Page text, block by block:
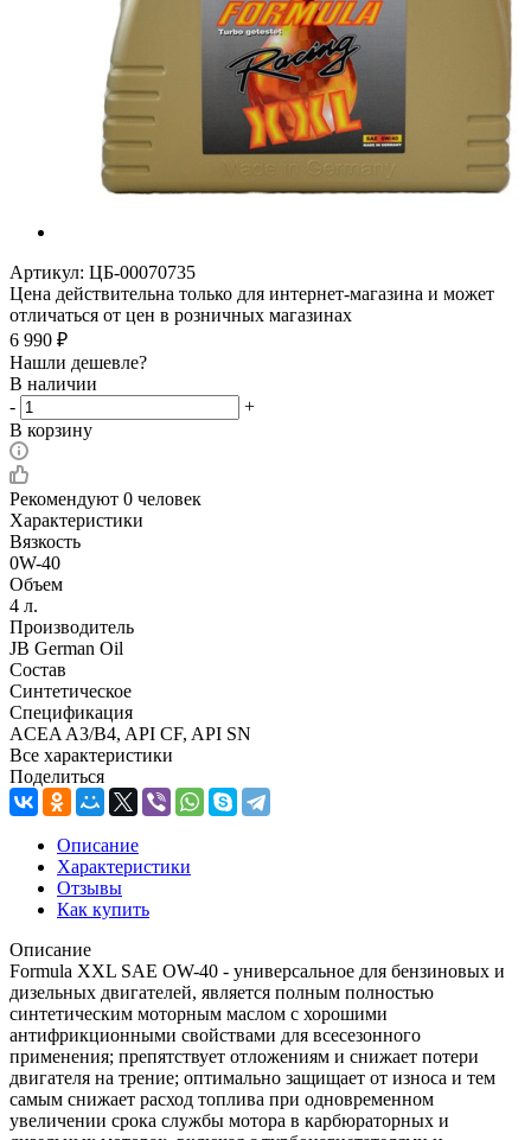
Артикул: ЦБ-00070735
Цена действительна только для интернет-магазина и может
отличаться от цен в розничных магазинах
6 990 ₽
Нашли дешевле?
В наличии
-
+
В корзину
Рекомендуют 0 человек
Характеристики
Вязкость
0W-40
Объем
4 л.
Производитель
JB German Oil
Состав
Синтетическое
Спецификация
ACEA A3/B4, API CF, API SN
Все характеристики
Поделиться
Описание
Характеристики
Отзывы
Как купить
Описание
Formula XXL SAE OW-40 - универсальное для бензиновых и
дизельных двигателей, является полным полностью
синтетическим моторным маслом с хорошими
антифрикционными свойствами для всесезонного
применения; препятствует отложениям и снижает потери
двигателя на трение; оптимально защищает от износа и тем
самым снижает расход топлива при одновременном
увеличении срока службы мотора в карбюраторных и